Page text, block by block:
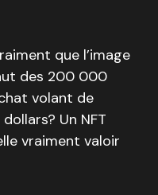
que l’image
des 200 000
volant de
Un NFT
vraiment valoir